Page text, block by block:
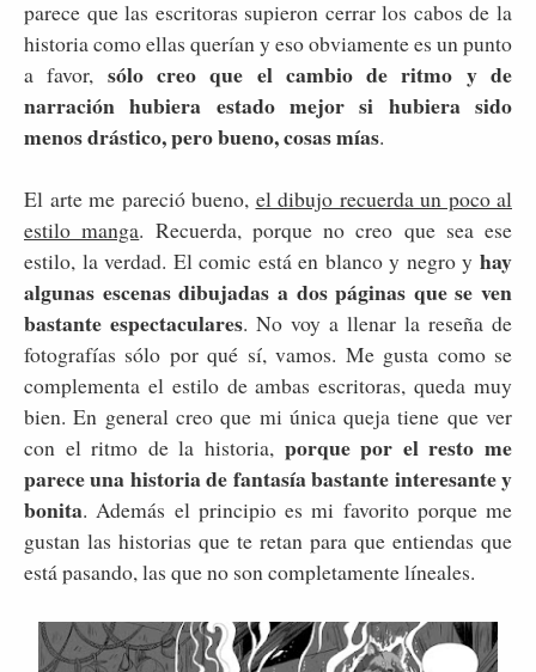
parece que las escritoras supieron cerrar los cabos de la
historia como ellas querían y eso obviamente es un punto
a favor, sólo creo que el cambio de ritmo y de
narración hubiera estado mejor si hubiera sido
menos drástico, pero bueno, cosas mías.
El arte me pareció bueno, el dibujo recuerda un poco al
estilo manga. Recuerda, porque no creo que sea ese
estilo, la verdad. El comic está en blanco y negro y hay
algunas escenas dibujadas a dos páginas que se ven
bastante espectaculares. No voy a llenar la reseña de
fotografías sólo por qué sí, vamos. Me gusta como se
complementa el estilo de ambas escritoras, queda muy
bien. En general creo que mi única queja tiene que ver
con el ritmo de la historia, porque por el resto me
parece una historia de fantasía bastante interesante y
bonita. Además el principio es mi favorito porque me
gustan las historias que te retan para que entiendas que
está pasando, las que no son completamente líneales.